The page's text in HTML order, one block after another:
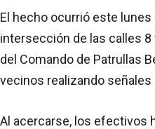
El hecho ocurrió este lunes
intersección de las calles 8
del Comando de Patrullas
vecinos realizando señales
Al acercarse, los efectivos